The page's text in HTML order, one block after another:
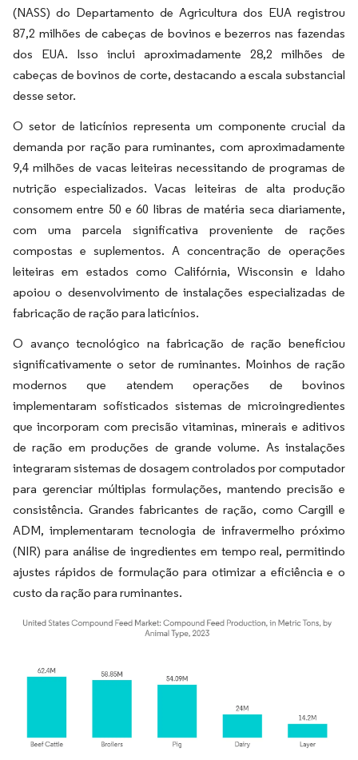
(NASS) do Departamento de Agricultura dos EUA registrou
87,2 milhões de cabeças de bovinos e bezerros nas fazendas
dos EUA. Isso inclui aproximadamente 28,2 milhões de
cabeças de bovinos de corte, destacando a escala substancial
desse setor.
O setor de laticínios representa um componente crucial da
demanda por ração para ruminantes, com aproximadamente
9,4 milhões de vacas leiteiras necessitando de programas de
nutrição especializados. Vacas leiteiras de alta produção
consomem entre 50 e 60 libras de matéria seca diariamente,
com uma parcela significativa proveniente de rações
compostas e suplementos. A concentração de operações
leiteiras em estados como Califórnia, Wisconsin e Idaho
apoiou o desenvolvimento de instalações especializadas de
fabricação de ração para laticínios.
O avanço tecnológico na fabricação de ração beneficiou
significativamente o setor de ruminantes. Moinhos de ração
modernos que atendem operações de bovinos
implementaram sofisticados sistemas de microingredientes
que incorporam com precisão vitaminas, minerais e aditivos
de ração em produções de grande volume. As instalações
integraram sistemas de dosagem controlados por computador
para gerenciar múltiplas formulações, mantendo precisão e
consistência. Grandes fabricantes de ração, como Cargill e
ADM, implementaram tecnologia de infravermelho próximo
(NIR) para análise de ingredientes em tempo real, permitindo
ajustes rápidos de formulação para otimizar a eficiência e o
custo da ração para ruminantes.